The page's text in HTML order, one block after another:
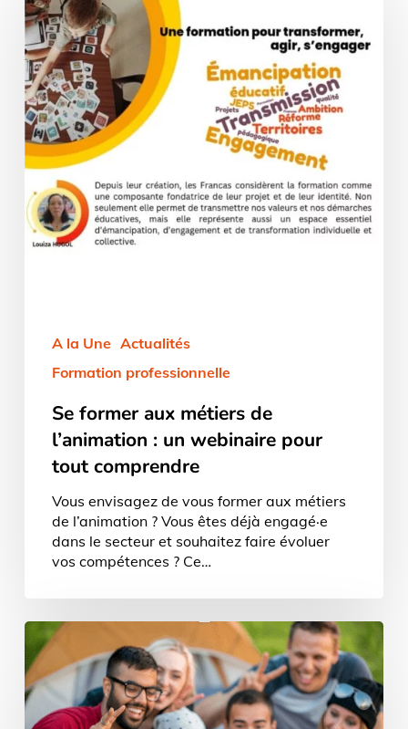
aux
métiers
de
l’animation
:
un
webinaire
pour
tout
comprendre
A la Une Actualités
Formation professionnelle
Se former aux métiers de
l’animation : un webinaire pour
tout comprendre
Vous envisagez de vous former aux métiers
de l’animation ? Vous êtes déjà engagé·e
dans le secteur et souhaitez faire évoluer
vos compétences ? Ce…
CQP
Animateur
périscolaire
2027-
2028